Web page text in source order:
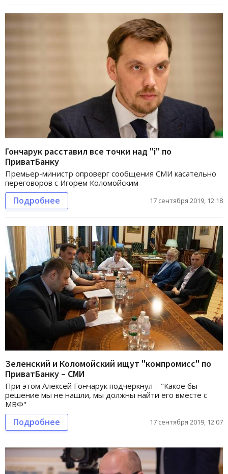
Гончарук расставил все точки над "i" по
ПриватБанку
Премьер-министр опроверг сообщения СМИ касательно
переговоров с Игорем Коломойским
Подробнее 17 сентября 2019, 12:18
Зеленский и Коломойский ищут "компромисс" по
ПриватБанку – СМИ
При этом Алексей Гончарук подчеркнул – "Какое бы
решение мы не нашли, мы должны найти его вместе с
МВФ"
Подробнее 17 сентября 2019, 12:07